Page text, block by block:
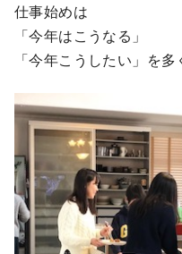
仕事始めは
「今年はこうなる」
「今年こうしたい」を